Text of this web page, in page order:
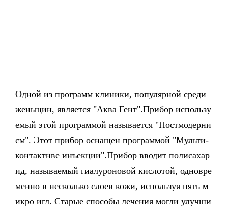
Одной из программ клиники, популярной среди
женьщин, является "Аква Гент".Прибор использу
емый этой программой называется "Постмодерни
см". Этот прибор оснащен программой "Мульти-
контактнве инъекции".Прибор вводит полисахар
ид, называемый гиалуроновой кислотой, одновре
менно в несколько слоев кожи, используя пять м
икро игл. Старые способы лечения могли улучши